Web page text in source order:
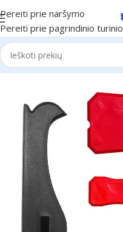
Pereiti prie naršymo
Pereiti prie pagrindinio turinio
Pradžia Automobiliams